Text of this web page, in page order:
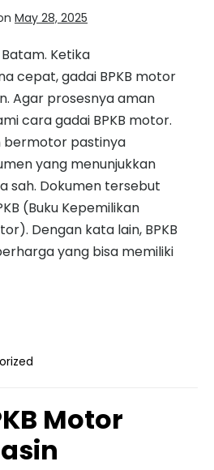
May 28, 2025
Ketika
cepat, gadai BPKB motor
Agar prosesnya aman
cara gadai BPKB motor.
bermotor pastinya
yang menunjukkan
sah. Dokumen tersebut
(Buku Kepemilikan
Dengan kata lain, BPKB
yang bisa memiliki
Motor